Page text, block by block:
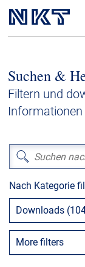
Hochspannung
Kabelservice
Niederspannung
Kabelgarnituren
Referenzen
Downloads
Presse &
Suchen &
Filtern und
Nach Kategorie
Downloads
More filters